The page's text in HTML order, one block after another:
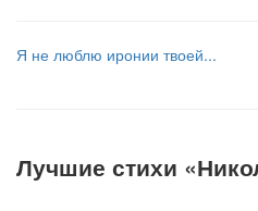
Я не люблю иронии твоей...
Лучшие стихи